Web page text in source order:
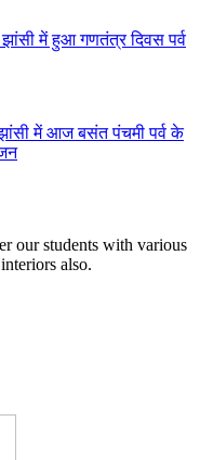
में हुआ गणतंत्र दिवस पर्व
में आज बसंत पंचमी पर्व के
our students with various
also.